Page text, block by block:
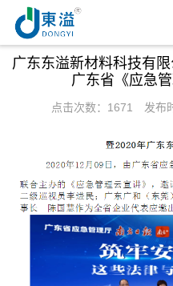
广东东溢新材料科技有
广东省《应急
点击次数：1671 发布